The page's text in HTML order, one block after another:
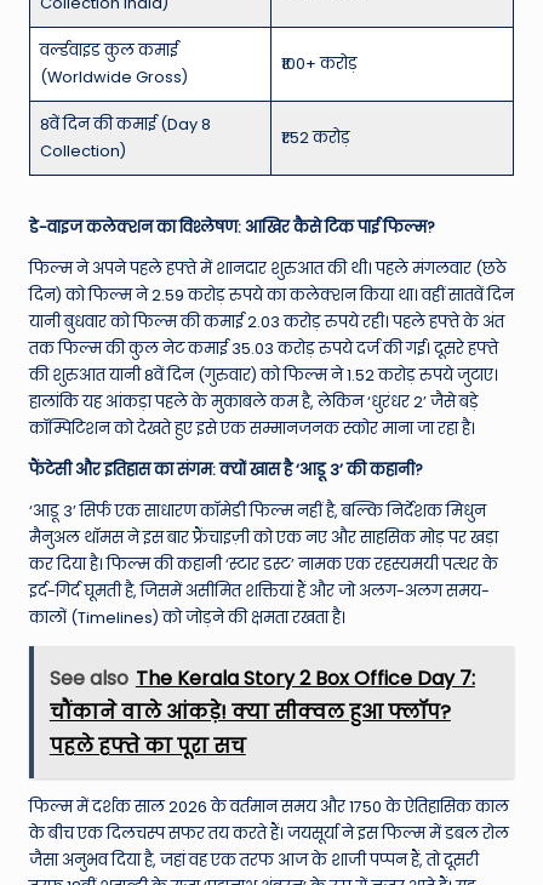
वर्ल्डवाइड कुल कमाई
(Worldwide Gross)
₹100+ करोड़
8वें दिन की कमाई (Day 8
Collection)
₹1.52 करोड़
डे-वाइज कलेक्शन का विश्लेषण: आखिर कैसे टिक पाई फिल्म?
फिल्म ने अपने पहले हफ्ते में शानदार शुरुआत की थी। पहले मंगलवार (छठे
दिन) को फिल्म ने 2.59 करोड़ रुपये का कलेक्शन किया था। वहीं सातवें दिन
यानी बुधवार को फिल्म की कमाई 2.03 करोड़ रुपये रही। पहले हफ्ते के अंत
तक फिल्म की कुल नेट कमाई 35.03 करोड़ रुपये दर्ज की गई। दूसरे हफ्ते
की शुरुआत यानी 8वें दिन (गुरुवार) को फिल्म ने 1.52 करोड़ रुपये जुटाए।
हालांकि यह आंकड़ा पहले के मुकाबले कम है, लेकिन ‘धुरंधर 2’ जैसे बड़े
कॉम्पिटिशन को देखते हुए इसे एक सम्मानजनक स्कोर माना जा रहा है।
फैंटेसी और इतिहास का संगम: क्यों खास है ‘आडू 3’ की कहानी?
‘आडू 3’ सिर्फ एक साधारण कॉमेडी फिल्म नहीं है, बल्कि निर्देशक मिधुन
मैनुअल थॉमस ने इस बार फ्रैंचाइज़ी को एक नए और साहसिक मोड़ पर खड़ा
कर दिया है। फिल्म की कहानी ‘स्टार डस्ट’ नामक एक रहस्यमयी पत्थर के
इर्द-गिर्द घूमती है, जिसमें असीमित शक्तियां हैं और जो अलग-अलग समय-
कालों (Timelines) को जोड़ने की क्षमता रखता है।
See also The Kerala Story 2 Box Office Day 7:
चौंकाने वाले आंकड़े! क्या सीक्वल हुआ फ्लॉप?
पहले हफ्ते का पूरा सच
फिल्म में दर्शक साल 2026 के वर्तमान समय और 1750 के ऐतिहासिक काल
के बीच एक दिलचस्प सफर तय करते हैं। जयसूर्या ने इस फिल्म में डबल रोल
जैसा अनुभव दिया है, जहां वह एक तरफ आज के शाजी पप्पन हैं, तो दूसरी